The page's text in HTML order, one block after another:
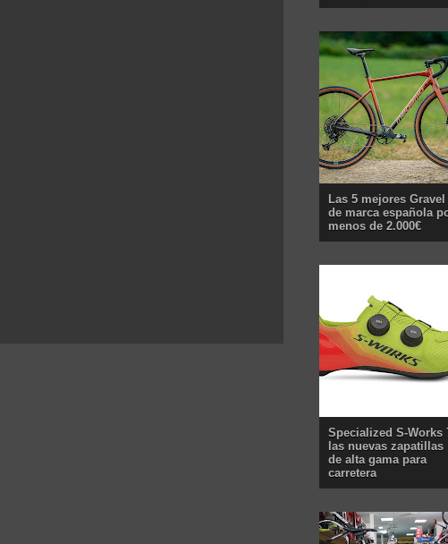
Las 5 mejores Gravel
de marca española
menos de 2.000€
Specialized S-Works
las nuevas zapatillas
de alta gama para
carretera